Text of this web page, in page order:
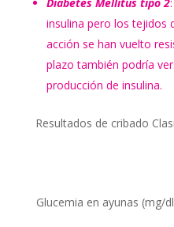
insulina pero los tejidos
acción se han vuelto
plazo también podría
producción de insulina.
Resultados de cribado
Glucemia en ayunas (mg/